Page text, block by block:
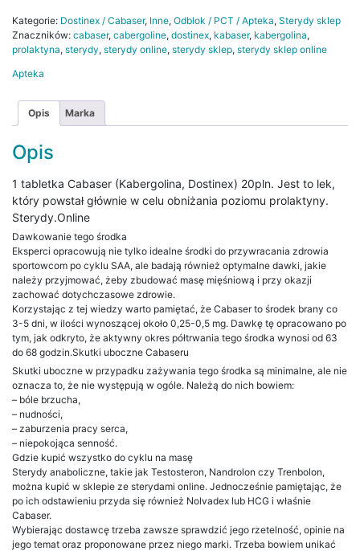
(Kabergolina,
Dostinex)
Kategorie: Dostinex / Cabaser, Inne, Odblok / PCT / Apteka, Sterydy sklep
Znaczników: cabaser, cabergoline, dostinex, kabaser, kabergolina,
prolaktyna, sterydy, sterydy online, sterydy sklep, sterydy sklep online
Apteka
Opis Marka
Opis
1 tabletka Cabaser (Kabergolina, Dostinex) 20pln. Jest to lek,
który powstał głównie w celu obniżania poziomu prolaktyny.
Sterydy.Online
Dawkowanie tego środka
Eksperci opracowują nie tylko idealne środki do przywracania zdrowia
sportowcom po cyklu SAA, ale badają również optymalne dawki, jakie
należy przyjmować, żeby zbudować masę mięśniową i przy okazji
zachować dotychczasowe zdrowie.
Korzystając z tej wiedzy warto pamiętać, że Cabaser to środek brany co
3-5 dni, w ilości wynoszącej około 0,25-0,5 mg. Dawkę tę opracowano po
tym, jak odkryto, że aktywny okres półtrwania tego środka wynosi od 63
do 68 godzin.Skutki uboczne Cabaseru
Skutki uboczne w przypadku zażywania tego środka są minimalne, ale nie
oznacza to, że nie występują w ogóle. Należą do nich bowiem:
– bóle brzucha,
– nudności,
– zaburzenia pracy serca,
– niepokojąca senność.
Gdzie kupić wszystko do cyklu na masę
Sterydy anaboliczne, takie jak Testosteron, Nandrolon czy Trenbolon,
można kupić w sklepie ze sterydami online. Jednocześnie pamiętając, że
po ich odstawieniu przyda się również Nolvadex lub HCG i właśnie
Cabaser.
Wybierając dostawcę trzeba zawsze sprawdzić jego rzetelność, opinie na
jego temat oraz proponowane przez niego marki. Trzeba bowiem unikać